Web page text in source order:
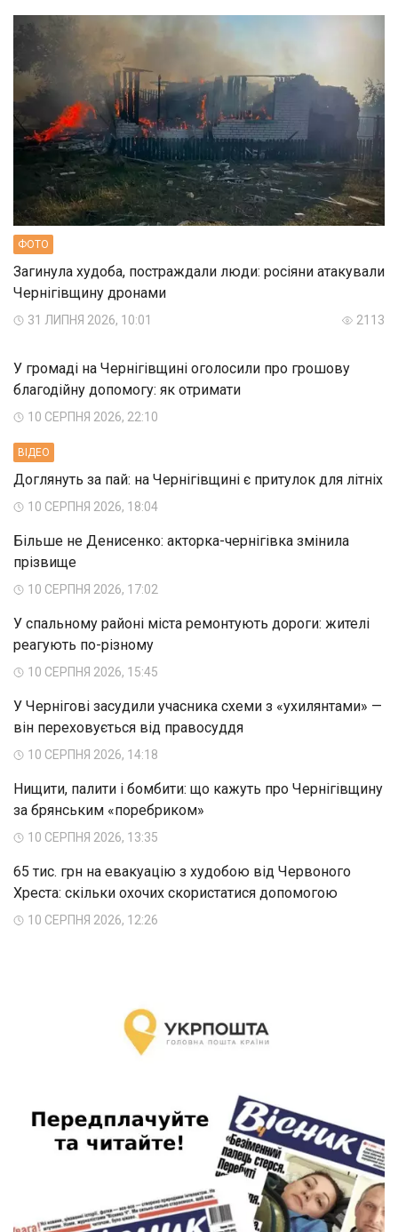
ФОТО
Загинула худоба, постраждали люди: росіяни атакували
Чернігівщину дронами
31 ЛИПНЯ 2026, 10:01 2113
У громаді на Чернігівщині оголосили про грошову
благодійну допомогу: як отримати
10 СЕРПНЯ 2026, 22:10
ВIДЕО
Доглянуть за пай: на Чернігівщині є притулок для літніх
10 СЕРПНЯ 2026, 18:04
Більше не Денисенко: акторка-чернігівка змінила
прізвище
10 СЕРПНЯ 2026, 17:02
У спальному районі міста ремонтують дороги: жителі
реагують по-різному
10 СЕРПНЯ 2026, 15:45
У Чернігові засудили учасника схеми з «ухилянтами» —
він переховується від правосуддя
10 СЕРПНЯ 2026, 14:18
Нищити, палити і бомбити: що кажуть про Чернігівщину
за брянським «поребриком»
10 СЕРПНЯ 2026, 13:35
65 тис. грн на евакуацію з худобою від Червоного
Хреста: скільки охочих скористатися допомогою
10 СЕРПНЯ 2026, 12:26